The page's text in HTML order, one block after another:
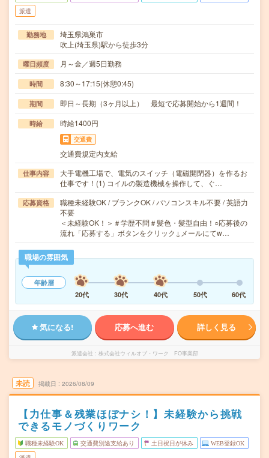
派遣
勤務地
埼玉県鴻巣市
吹上(埼玉県)駅から徒歩3分
曜日頻度 月～金／週5日勤務
時間 8:30～17:15(休憩0:45)
期間 即日～長期（3ヶ月以上） 最短で応募開始から1週間！
時給 時給1400円
交通費
交通費規定内支給
仕事内容
大手電機工場で、電気のスイッチ（電磁開閉器）を作るお
仕事です！(1) コイルの製造機械を操作して、ぐ…
応募資格
職種未経験OK / ブランクOK / パソコンスキル不要 / 英語力
不要
＜未経験OK！＞＃学歴不問＃髪色・髪型自由！○応募後の
流れ「応募する」ボタンをクリック↓メールにてw…
職場の雰囲気
年齢層
20代
30代 40代 50代 60代
気になる! 応募へ進む 詳しく見る
派遣会社 株式会社ウィルオブ・ワーク FO事業部
未読 掲載日 2026/08/09
【力仕事＆残業ほぼナシ！】未経験から挑戦
できるモノづくりワーク
職種未経験OK 交通費別途支給あり 土日祝日が休み WEB登録OK